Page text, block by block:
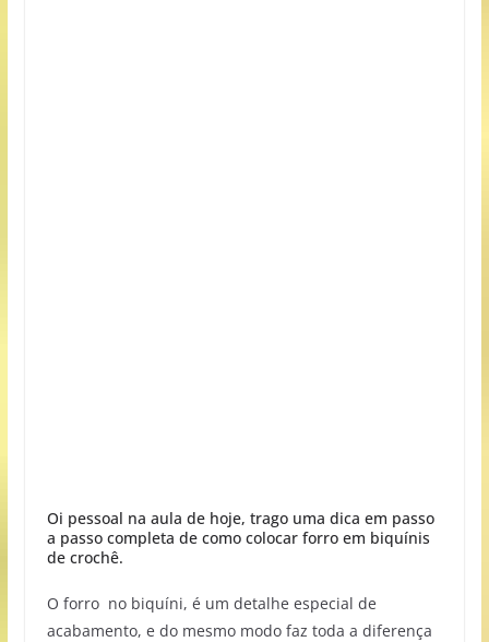
Oi pessoal na aula de hoje, trago uma dica em passo
a passo completa de como colocar forro em biquínis
de crochê.
O forro no biquíni, é um detalhe especial de
acabamento, e do mesmo modo faz toda a diferença